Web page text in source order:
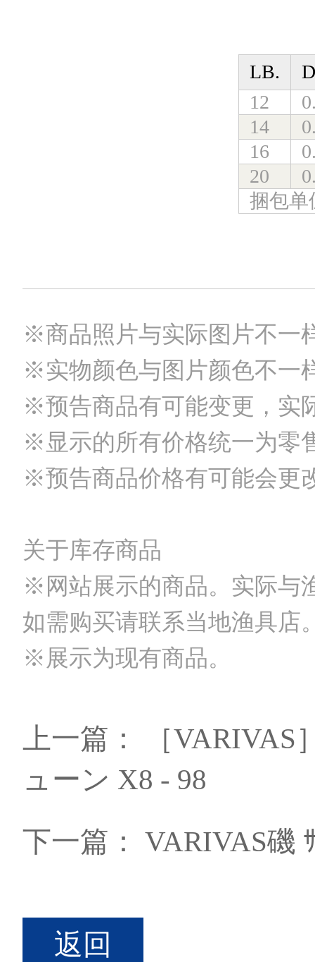
LB.
12
14
16
20
捆包单
※商品照片与实际图片不一
※实物颜色与图片颜色不一
※预告商品有可能变更，实
※显示的所有价格统一为零
※预告商品价格有可能会更
关于库存商品
※网站展示的商品。实际与
如需购买请联系当地渔具店
※展示为现有商品。
上一篇：
［
ューン X8 - 98
下一篇：VARIVAS磯
返回